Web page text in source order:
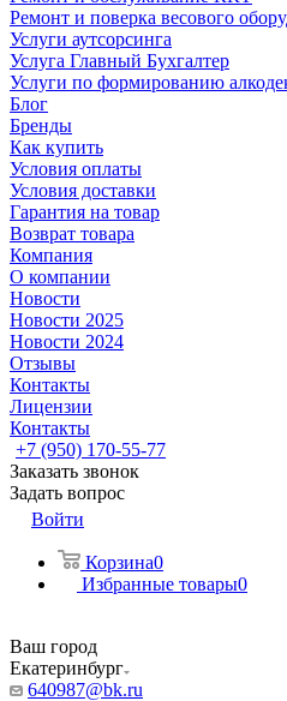
Ремонт и поверка весового
Услуги аутсорсинга
Услуга Главный Бухгалтер
Услуги по формированию
Блог
Бренды
Как купить
Условия оплаты
Условия доставки
Гарантия на товар
Возврат товара
Компания
О компании
Новости
Новости 2025
Новости 2024
Отзывы
Контакты
Лицензии
Контакты
+7 (950) 170-55-77
Заказать звонок
Задать вопрос
Войти
Корзина0
Избранные товары0
Ваш город
Екатеринбург
640987@bk.ru